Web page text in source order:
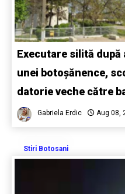
Executare silită după
unei botoșănence,
datorie veche către
Gabriela Erdic Aug 08,
Stiri Botosani